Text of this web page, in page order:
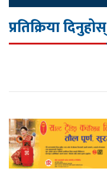
प्रतिक्रिया दिनुहोस्